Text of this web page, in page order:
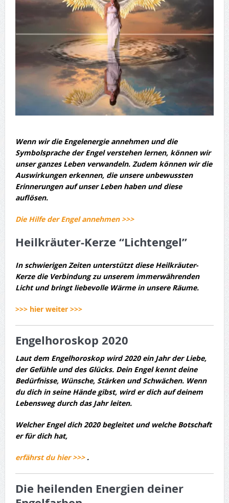
Wenn wir die Engelenergie annehmen und die
Symbolsprache der Engel verstehen lernen, können wir
unser ganzes Leben verwandeln. Zudem können wir die
Auswirkungen erkennen, die unsere unbewussten
Erinnerungen auf unser Leben haben und diese
auflösen.
Die Hilfe der Engel annehmen >>>
Heilkräuter-Kerze “Lichtengel”
In schwierigen Zeiten unterstützt diese Heilkräuter-
Kerze die Verbindung zu unserem immerwährenden
Licht und bringt liebevolle Wärme in unsere Räume.
>>> hier weiter >>>
Engelhoroskop 2020
Laut dem Engelhoroskop wird 2020 ein Jahr der Liebe,
der Gefühle und des Glücks. Dein Engel kennt deine
Bedürfnisse, Wünsche, Stärken und Schwächen. Wenn
du dich in seine Hände gibst, wird er dich auf deinem
Lebensweg durch das Jahr leiten.
Welcher Engel dich 2020 begleitet und welche Botschaft
er für dich hat,
erfährst du hier >>> .
Die heilenden Energien deiner